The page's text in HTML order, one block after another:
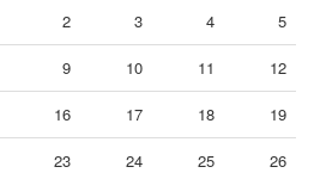
2 3 4 5
9 10 11 12
16 17 18 19
23 24 25 26